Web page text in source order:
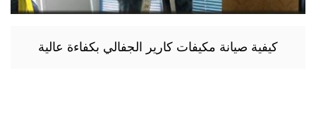
كيفية صيانة مكيفات كارير الجفالي بكفاءة عالية